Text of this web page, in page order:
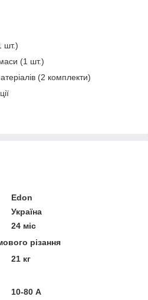
шт.)
(1 шт.)
(2 комплекти)
Edon
Україна
24 міс
різання
21 кг
10-80 А